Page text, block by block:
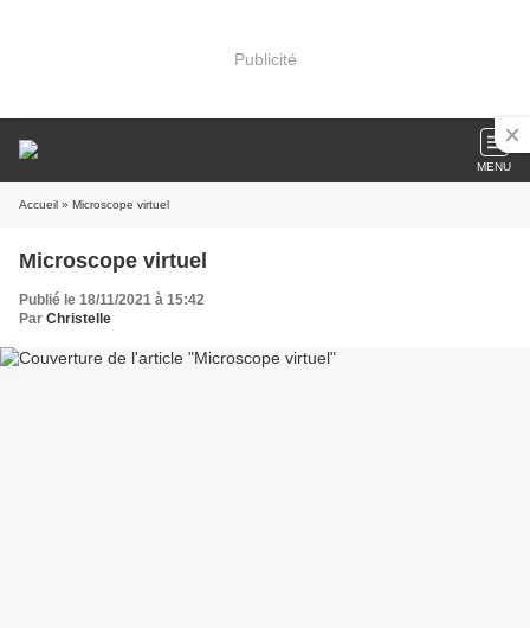
Publicité
MENU
Accueil » Microscope virtuel
Microscope virtuel
Publié le 18/11/2021 à 15:42
Par Christelle